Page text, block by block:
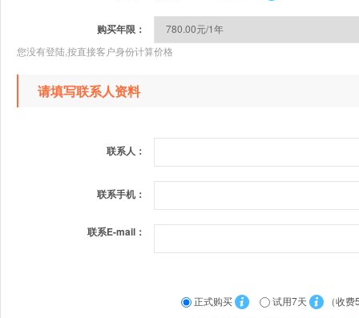
购买年限：
您没有登陆,按直接客户身份计算价格
请填写联系人资料
联系人：
联系手机：
联系E-mail：
正式购买 试用7天
（收费